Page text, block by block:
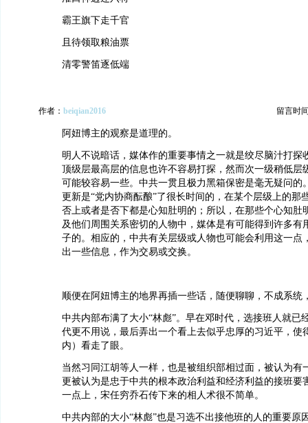
霸王旗下走千官
且待领取粮油票
清零警笛逐低端
作者： beiqian2016 留言时
阿妞博主的观察是道理的。
明人不说暗话，媒体作的重要事情之一就是绞尽脑汁打探
顶级层最高层的信息也许不容易打探，然而次一级稍低层
可能较容易一些。中共一贯且极力黑箱保密是毫无疑问的
更新是“党内协商酝酿”了很长时间的，在某个层级上的那
否上或者是否下都是心知肚明的；所以，在那些个心知肚
及他们周围关系密切的人物中，媒体是有可能得到许多有
子的。相应的，中共有关层级或人物也可能会利用这一点
出一些信息，作为交易或交换。
顺便在阿妞博主的地界再插一些话，随便聊聊，不成系统
中共内部布满了大小“林彪”。早在邓时代，选接班人就已
代更不用说，最后弄出一个看上去似乎忠厚的习近平，使
内）看走了眼。
当然习同江胡等人一样，也是被组织部相过面，被认为有
更被认为是忠于中共的根本政治利益和经济利益的接班要
一点上，宋任穷乔石传下来的相人术很不简单。
中共内部的大小“林彪”也是习选不出接他班的人的重要原